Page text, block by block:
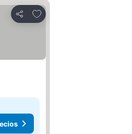
Compartir
Agregar a favoritos